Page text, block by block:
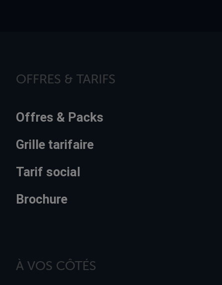
OFFRES & TARIFS
Offres & Packs
Grille tarifaire
Tarif social
Brochure
À VOS CÔTÉS